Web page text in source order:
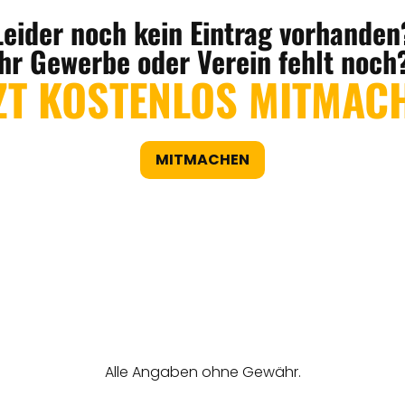
noch kein Eintrag
Gewerbe oder Verein fehlt
KOSTENLOS
MITMACHEN